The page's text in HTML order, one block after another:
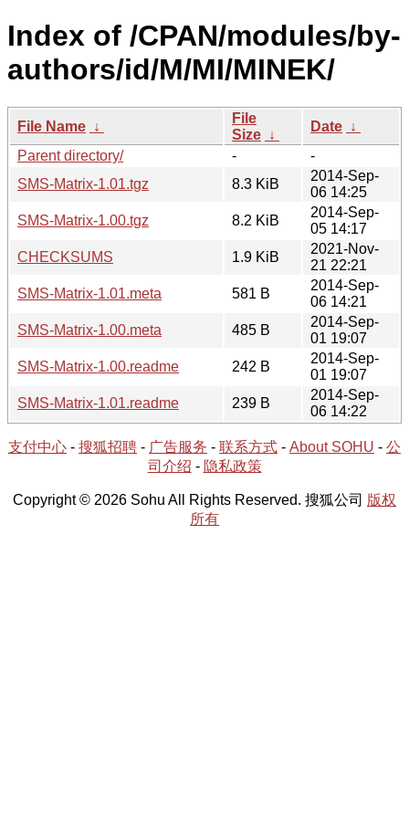
Index of /CPAN/modules/by-
authors/id/M/MI/MINEK/
File Name ↓
File
Size ↓
Date ↓
Parent directory/
-
-
SMS-Matrix-1.01.tgz
8.3 KiB
2014-Sep-
06 14:25
SMS-Matrix-1.00.tgz
8.2 KiB
2014-Sep-
05 14:17
CHECKSUMS
1.9 KiB
2021-Nov-
21 22:21
SMS-Matrix-1.01.meta
581 B
2014-Sep-
06 14:21
SMS-Matrix-1.00.meta
485 B
2014-Sep-
01 19:07
SMS-Matrix-1.00.readme
242 B
2014-Sep-
01 19:07
SMS-Matrix-1.01.readme
239 B
2014-Sep-
06 14:22
支付中心 - 搜狐招聘 - 广告服务 - 联系方式 - About SOHU - 公
司介绍 - 隐私政策
Copyright © 2026 Sohu All Rights Reserved. 搜狐公司 版权
所有